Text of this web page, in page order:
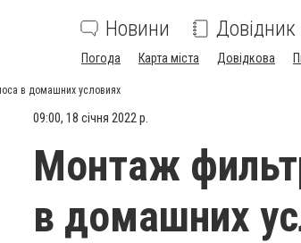
Новини Довідник
Погода Карта міста Довідкова
в домашних условиях
09:00, 18 січня 2022 р.
Монтаж
в домашних